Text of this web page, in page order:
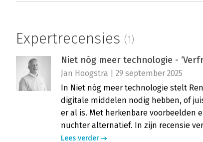
Expertrecensies (1)
Niet nóg meer technologie -
Jan Hoogstra | 29 september 2025
In Niet nóg meer technologie stelt
digitale middelen nodig hebben, of
er al is. Met herkenbare voorbeelden
nuchter alternatief. In zijn recensie
Lees verder